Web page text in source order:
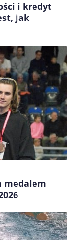
i kredyt
jak
medalem